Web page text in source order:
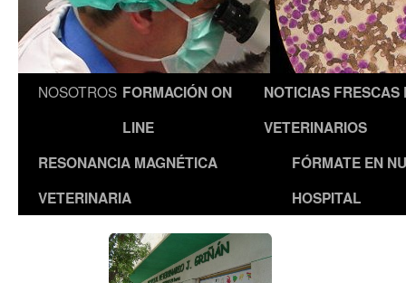
NOSOTROS FORMACIÓN ON
LINE
NOTICIAS FRESCAS
VETERINARIOS
RESONANCIA MAGNÉTICA
VETERINARIA
FÓRMATE EN
HOSPITAL